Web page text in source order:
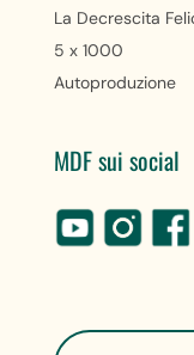
La Decrescita
5 x 1000
Autoproduzione
MDF sui social